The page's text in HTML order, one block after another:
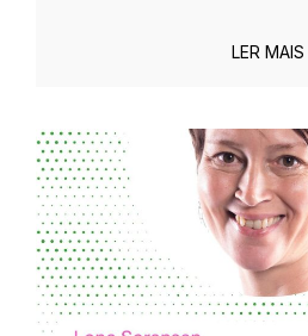
LER MAIS